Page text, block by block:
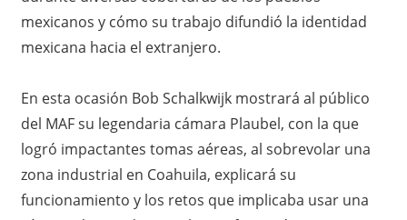
e
o
d
a
mexicanos y cómo su trabajo difundió la identidad
mexicana hacia el extranjero.
En esta ocasión Bob Schalkwijk mostrará al público
del MAF su legendaria cámara Plaubel, con la que
logró impactantes tomas aéreas, al sobrevolar una
zona industrial en Coahuila, explicará su
funcionamiento y los retos que implicaba usar una